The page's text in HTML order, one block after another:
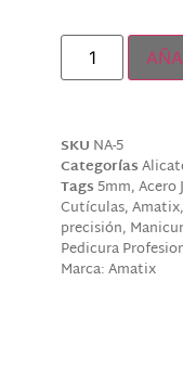
SKU NA-5
Categorías
Tags5mm,Acero
Cutículas,Amatix,
precisión,
Pedicura
Marca:Amatix